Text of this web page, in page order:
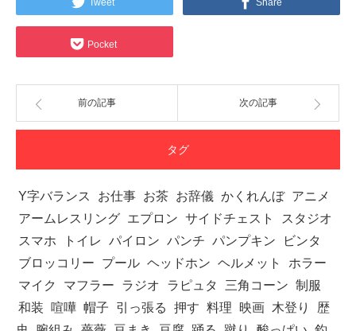
Pocket
前の記事 次の記事
タグ
Y字バランス お仕事 お茶 お辞儀 かくれんぼ アニメ
アームレスリング エプロン サイドチェスト
スタジオ
スマホ
トイレ パイロン パンチ パンプキン
ビンタ
ブロッコリー
プール ヘッドホン ヘルメット
ホラー
マイク
マフラー ラジオ ラピュタ 三角コーン 制服
和装
喧嘩 帽子 引っ張る 押す 料理 映画 木登り
歴